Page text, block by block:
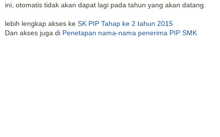
ini, otomatis tidak akan dapat lagi pada tahun yang akan datang.
lebih lengkap akses ke SK PIP Tahap ke 2 tahun 2015
Dan akses juga di Penetapan nama-nama penerima PIP SMK